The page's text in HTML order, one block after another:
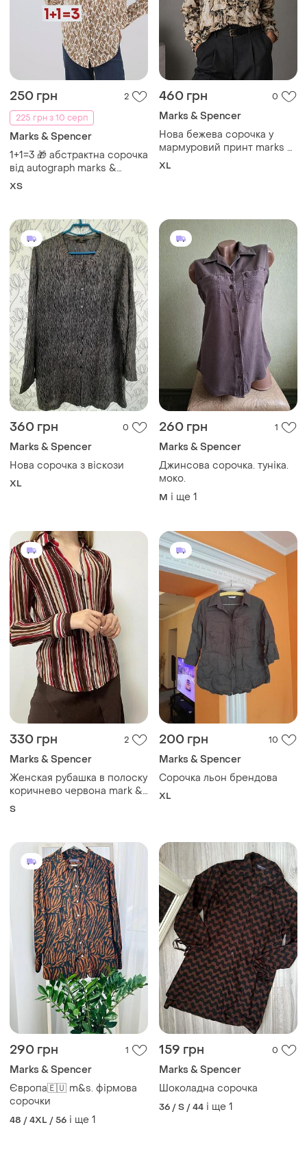
250 грн
2
225 грн з 10 серп
Marks & Spencer
1+1=3 🎁 абстрактна сорочка
від autograph marks &
spencer
ХS
460 грн 0
Marks & Spencer
Нова бежева сорочка у
мармуровий принт marks &
spencer
XL
360 грн 0
Marks & Spencer
Нова сорочка з віскози
XL
260 грн 1
Marks & Spencer
Джинсова сорочка. туніка.
моко.
M і ще 1
330 грн 2
Marks & Spencer
Женская рубашка в полоску
коричнево червона mark &
spencer приталенная с
S
200 грн 10
Marks & Spencer
Сорочка льон брендова
XL
290 грн 1
Marks & Spencer
Європа🇪🇺 m&s. фірмова
сорочки
48 / 4XL / 56 і ще 1
159 грн 0
Marks & Spencer
Шоколадна сорочка
36 / S / 44 і ще 1